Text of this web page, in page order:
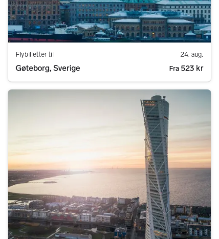
Flybilletter til 24. aug.
Gøteborg, Sverige Fra 523 kr